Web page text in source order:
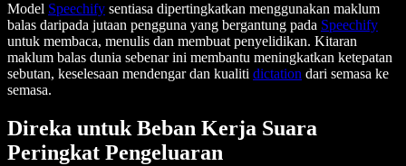
Model Speechify sentiasa dipertingkatkan menggunakan maklum
balas daripada jutaan pengguna yang bergantung pada Speechify
untuk membaca, menulis dan membuat penyelidikan. Kitaran
maklum balas dunia sebenar ini membantu meningkatkan ketepatan
sebutan, keselesaan mendengar dan kualiti dictation dari semasa ke
semasa.
Direka untuk Beban Kerja Suara
Peringkat Pengeluaran